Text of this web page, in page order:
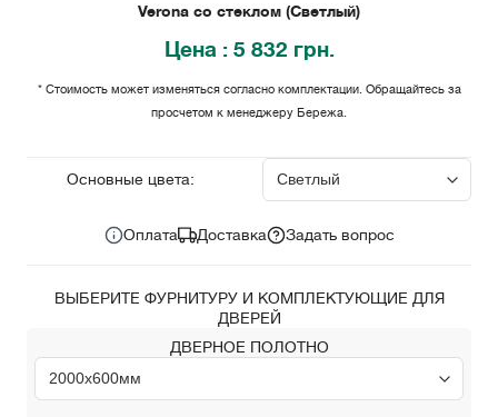
Verona со стеклом (Светлый)
Цена : 5 832 грн.
* Стоимость может изменяться согласно комплектации. Обращайтесь за
просчетом к менеджеру Бережа.
Основные цвета:
Оплата Доставка Задать вопрос
ВЫБЕРИТЕ ФУРНИТУРУ И КОМПЛЕКТУЮЩИЕ ДЛЯ
ДВЕРЕЙ
ДВЕРНОЕ ПОЛОТНО